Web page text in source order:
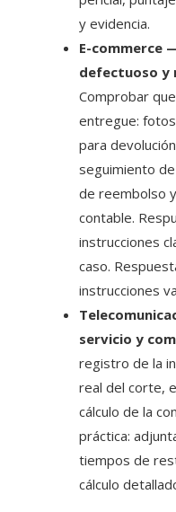
y evidencia.
E-commerce
defectuoso y
Comprobar
entregue:
para
seguimiento
de reembolso
contable.
instrucciones
caso.
instrucciones
servicio y
registro de la
real del corte,
cálculo de la
práctica:
tiempos de
cálculo